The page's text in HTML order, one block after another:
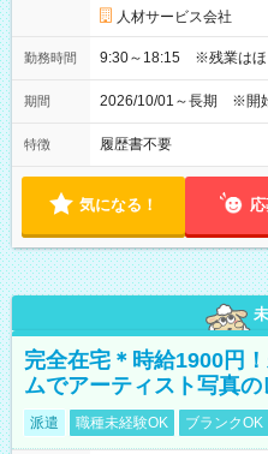
人材サービス会社
勤務時間 9:30～18:15 ※残業はほ
期間 2026/10/01～長期 ※開
特徴 履歴書不要
気になる！
完全在宅＊時給1900円
ムでアーティスト写真
派遣 職種未経験OK ブランクOK